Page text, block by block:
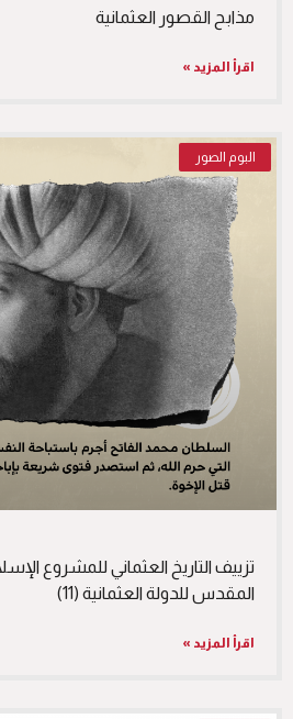
مذابح القصور العثمانية
اقرأ المزيد »
البوم الصور
تزييف التاريخ العثماني للمشروع
المقدس للدولة العثمانية (11)
اقرأ المزيد »